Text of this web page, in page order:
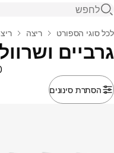
פתיחת חיפוש
בית
לכל סוגי הספורט ריצה
גרביים
הסתרת סינונים